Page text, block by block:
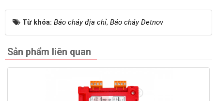
Từ khóa: Báo cháy địa chỉ, Báo cháy Detnov
Sản phẩm liên quan